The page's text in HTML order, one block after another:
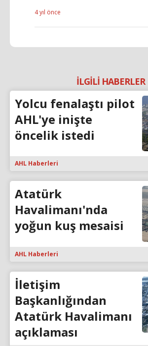
4 yıl önce
İLGİLİ HABERLER
Yolcu fenalaştı pilot
AHL'ye inişte
öncelik istedi
AHL Haberleri
Atatürk
Havalimanı'nda
yoğun kuş mesaisi
AHL Haberleri
İletişim
Başkanlığından
Atatürk Havalimanı
açıklaması